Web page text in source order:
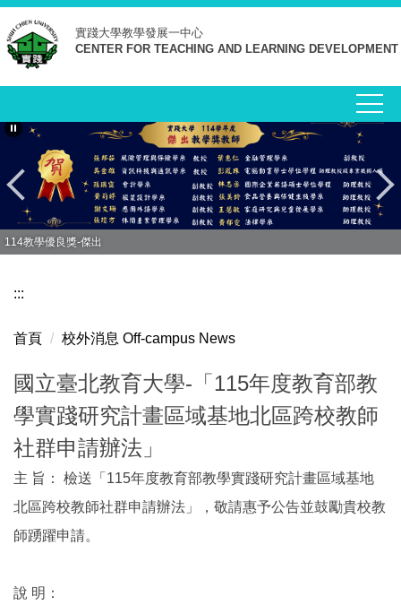
跳
到
主
要
容
實踐大學教學發展一中心
CENTER FOR TEACHING AND LEARNING DEVELOPMENT
114教學優良獎-傑出
:::
首頁 校外消息 Off-campus News
國立臺北教育大學-「115年度教育部教
學實踐研究計畫區域基地北區跨校教師
社群申請辦法」
主 旨： 檢送「115年度教育部教學實踐研究計畫區域基地
北區跨校教師社群申請辦法」，敬請惠予公告並鼓勵貴校教
師踴躍申請。
說 明：